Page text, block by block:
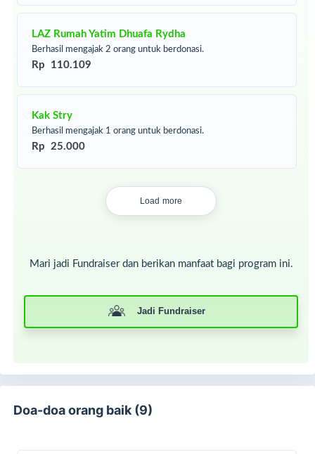
LAZ Rumah Yatim Dhuafa Rydha
Berhasil mengajak 2 orang untuk berdonasi.
Rp 110.109
Kak Stry
Berhasil mengajak 1 orang untuk berdonasi.
Rp 25.000
Load more
Mari jadi Fundraiser dan berikan manfaat bagi program ini.
Jadi Fundraiser
Doa-doa orang baik (9)